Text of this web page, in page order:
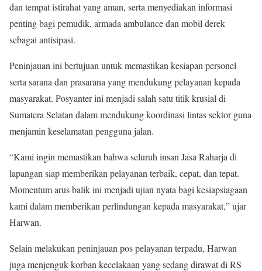
dan tempat istirahat yang aman, serta menyediakan informasi
penting bagi pemudik, armada ambulance dan mobil derek
sebagai antisipasi.
Peninjauan ini bertujuan untuk memastikan kesiapan personel
serta sarana dan prasarana yang mendukung pelayanan kepada
masyarakat. Posyanter ini menjadi salah satu titik krusial di
Sumatera Selatan dalam mendukung koordinasi lintas sektor guna
menjamin keselamatan pengguna jalan.
“Kami ingin memastikan bahwa seluruh insan Jasa Raharja di
lapangan siap memberikan pelayanan terbaik, cepat, dan tepat.
Momentum arus balik ini menjadi ujian nyata bagi kesiapsiagaan
kami dalam memberikan perlindungan kepada masyarakat,” ujar
Harwan.
Selain melakukan peninjauan pos pelayanan terpadu, Harwan
juga menjenguk korban kecelakaan yang sedang dirawat di RS